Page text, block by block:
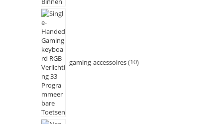
gaming-accessoires 10